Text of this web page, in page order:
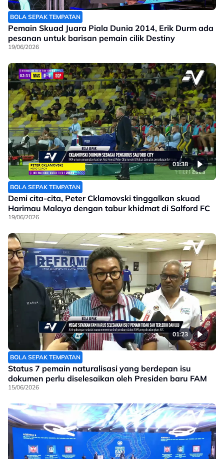
BOLA SEPAK TEMPATAN
Pemain Skuad Juara Piala Dunia 2014, Erik Durm ada
pesanan untuk barisan pemain cilik Destiny
19/06/2026
01:38
BOLA SEPAK TEMPATAN
Demi cita-cita, Peter Cklamovski tinggalkan skuad
Harimau Malaya dengan tabur khidmat di Salford FC
19/06/2026
01:23
BOLA SEPAK TEMPATAN
Status 7 pemain naturalisasi yang berdepan isu
dokumen perlu diselesaikan oleh Presiden baru FAM
15/06/2026